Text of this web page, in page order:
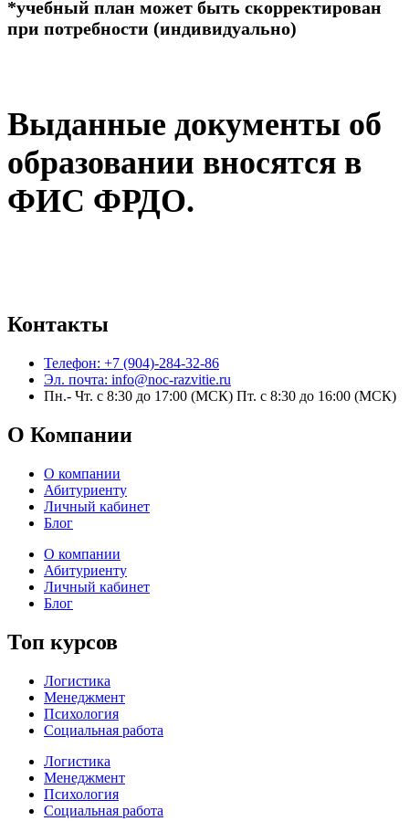
*учебный план может быть скорректирован
при потребности (индивидуально)
Выданные документы об
образовании вносятся в
ФИС ФРДО.
Контакты
Телефон: +7 (904)-284-32-86
Эл. почта: info@noc-razvitie.ru
Пн.- Чт. с 8:30 до 17:00 (МСК) Пт. с 8:30 до 16:00 (МСК)
О Компании
О компании
Абитуриенту
Личный кабинет
Блог
О компании
Абитуриенту
Личный кабинет
Блог
Топ курсов
Логистика
Менеджмент
Психология
Социальная работа
Логистика
Менеджмент
Психология
Социальная работа